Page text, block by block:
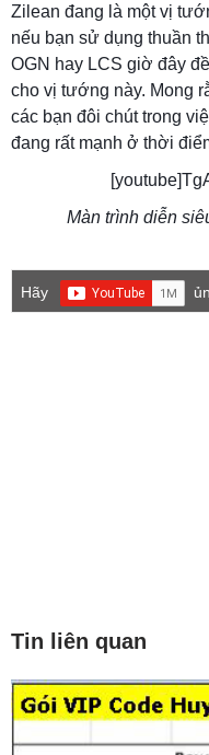
Zilean đang là một vị
nếu bạn sử dụng thuần
OGN hay LCS giờ đây
cho vị tướng này. Mong
các bạn đôi chút trong
đang rất mạnh ở thời
Màn trình diễn
Hãy
Tin liên quan